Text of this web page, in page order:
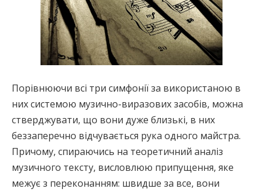
Порівнюючи всі три симфонії за використаною в
них системою музично-виразових засобів, можна
стверджувати, що вони дуже близькі, в них
беззаперечно відчувається рука одного майстра.
Причому, спираючись на теоретичний аналіз
музичного тексту, висловлюю припущення, яке
межує з переконанням: швидше за все, вони